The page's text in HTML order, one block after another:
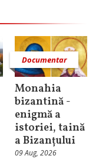
Documentar
Monahia
bizantină -
enigmă a
istoriei, taină
a Bizanțului
09 Aug, 2026